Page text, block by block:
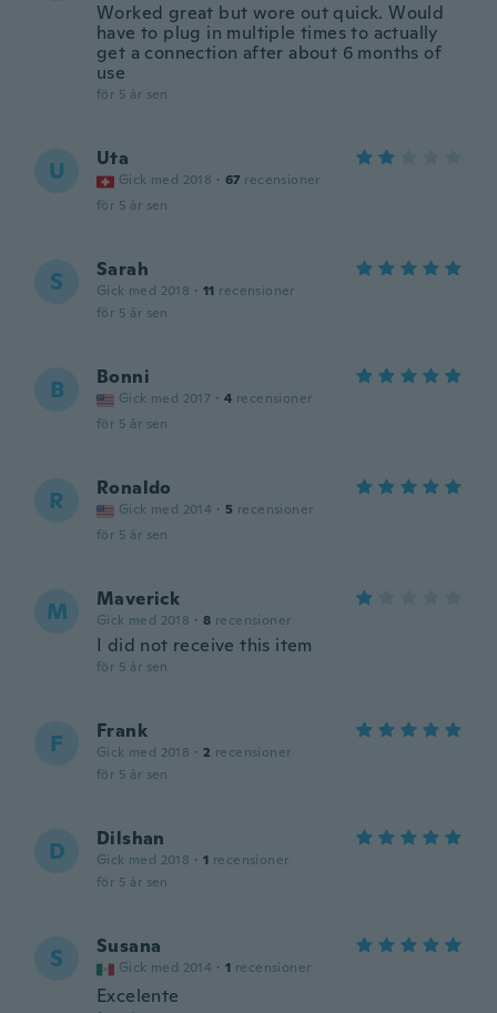
Worked great but wore out quick. Would
have to plug in multiple times to actually
get a connection after about 6 months of
use
för 5 år sen
U Uta
Gick med 2018 · 67 recensioner
för 5 år sen
S Sarah
Gick med 2018 · 11 recensioner
för 5 år sen
B Bonni
Gick med 2017 · 4 recensioner
för 5 år sen
R Ronaldo
Gick med 2014 · 5 recensioner
för 5 år sen
M Maverick
Gick med 2018 · 8 recensioner
I did not receive this item
för 5 år sen
F Frank
Gick med 2018 · 2 recensioner
för 5 år sen
D Dilshan
Gick med 2018 · 1 recensioner
för 5 år sen
S Susana
Gick med 2014 · 1 recensioner
Excelente